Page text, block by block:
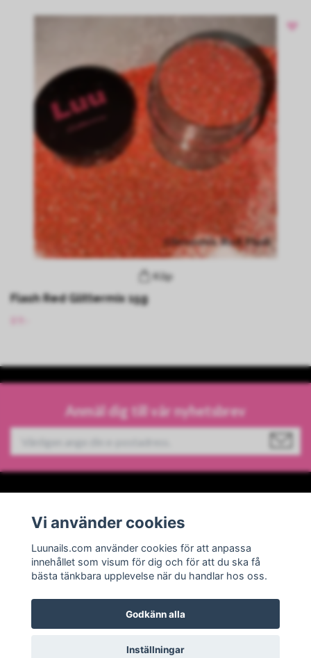
Köp
Flash Red Glittermix 15g
Anmäl dig till vår nyhetsbrev
Sociala medier
© 2026 Luunails Powered by Quickbutik
Vi använder cookies
Luunails.com använder cookies för att anpassa
innehållet som visum för dig och för att du ska få
bästa tänkbara upplevelse när du handlar hos oss.
Godkänn alla
Inställningar